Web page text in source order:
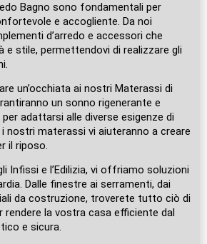
Bagno sono fondamentali per
e accogliente. Da noi
d’arredo e accessori che
e stile, permettendovi di realizzare gli
un’occhiata ai nostri Materassi di
un sonno rigenerante e
adattarsi alle diverse esigenze di
materassi vi aiuteranno a creare
il riposo.
Infissi e l’Edilizia, vi offriamo soluzioni
Dalle finestre ai serramenti, dai
da costruzione, troverete tutto ciò di
rendere la vostra casa efficiente dal
e sicura.